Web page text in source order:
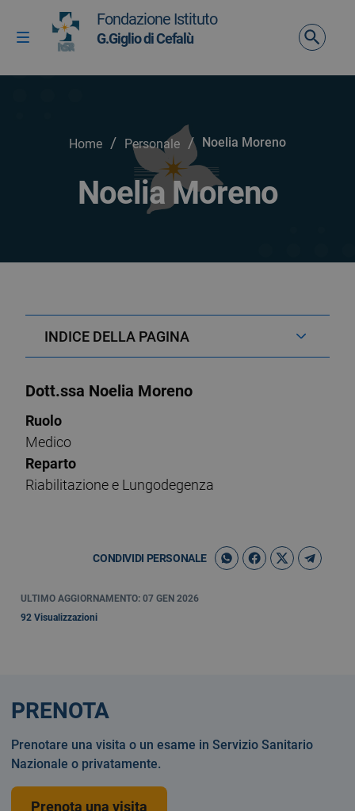
Vai ai contenuti
Vai al menu di navigazione
Vai al footer
Attiva / disattiva la navigazione
Fondazione Istituto
G.Giglio di Cefalù
Home / Personale / Noelia Moreno
Noelia Moreno
INDICE DELLA PAGINA
Dott.ssa Noelia Moreno
Ruolo
Medico
Reparto
Riabilitazione e Lungodegenza
CONDIVIDI PERSONALE
ULTIMO AGGIORNAMENTO: 07 GEN 2026
92 Visualizzazioni
PRENOTA
Prenotare una visita o un esame in Servizio Sanitario
Nazionale o privatamente.
Prenota una visita